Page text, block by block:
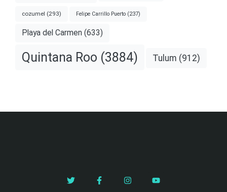
cozumel (293) Felipe Carrillo Puerto (237)
Playa del Carmen (633)
Quintana Roo (3884) Tulum (912)